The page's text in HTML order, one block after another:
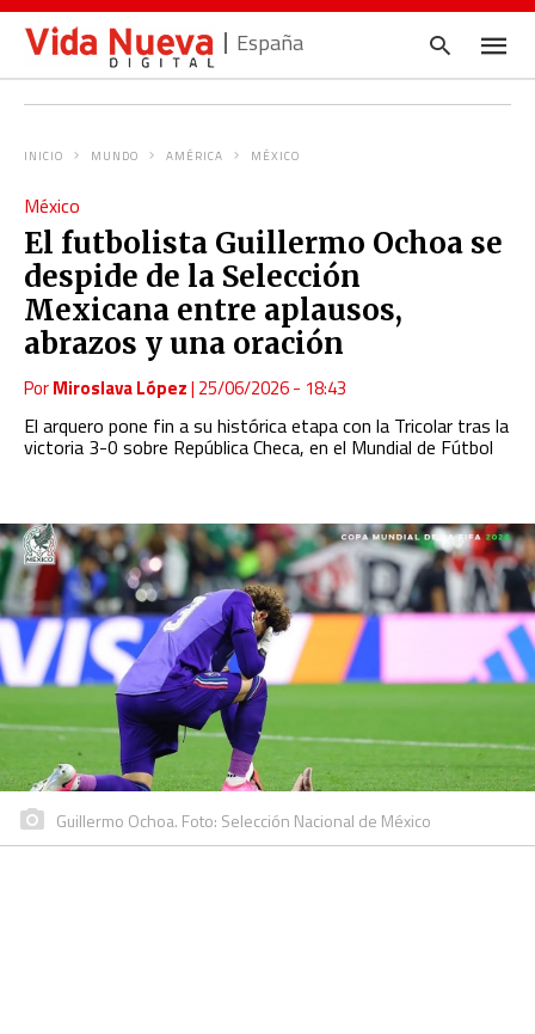
España
y
INICIO MUNDO AMÉRICA MÉXICO
México
El futbolista Guillermo Ochoa se
despide de la Selección
Mexicana entre aplausos,
abrazos y una oración
PorMiroslava López| 25/06/2026 - 18:43
El arquero pone fin a su histórica etapa con la Tricolar tras la
victoria 3-0 sobre República Checa, en el Mundial de Fútbol
Guillermo Ochoa. Foto: Selección Nacional de México